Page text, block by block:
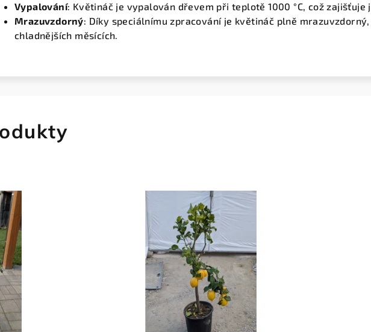
Vypalování: Květináč je vypalován dřevem při teplotě 1000 °C, což
Mrazuvzdorný: Díky speciálnímu zpracování je květináč plně
chladnějších měsících.